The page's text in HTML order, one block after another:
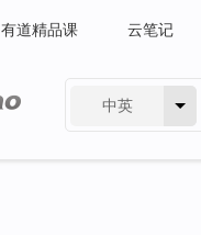
有道精品课 云笔记
中英